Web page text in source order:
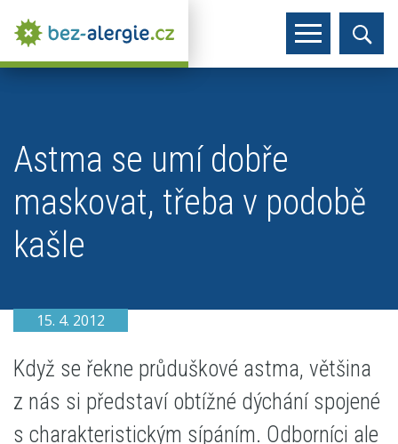
Astma se umí dobře
maskovat, třeba v podobě
kašle
15. 4. 2012
Když se řekne průduškové astma, většina
z nás si představí obtížné dýchání spojené
s charakteristickým sípáním. Odborníci ale